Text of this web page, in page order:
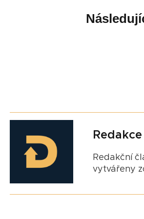
Redakce
Redakční
vytvářeny